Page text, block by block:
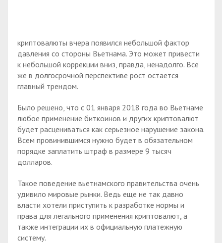
криптовалюты вчера появился небольшой фактор
давления со стороны Вьетнама. Это может привести
к небольшой коррекции вниз, правда, ненадолго. Все
же в долгосрочной перспективе рост остается
главный трендом.
Было решено, что с 01 января 2018 года во Вьетнаме
любое применение биткоинов и других криптовалют
будет расцениваться как серьезное нарушение закона.
Всем провинившимся нужно будет в обязательном
порядке заплатить штраф в размере 9 тысяч
долларов.
Такое поведение вьетнамского правительства очень
удивило мировые рынки. Ведь еще не так давно
власти хотели приступить к разработке нормы и
права для легального применения криптовалют, а
также интеграции их в официальную платежную
систему.